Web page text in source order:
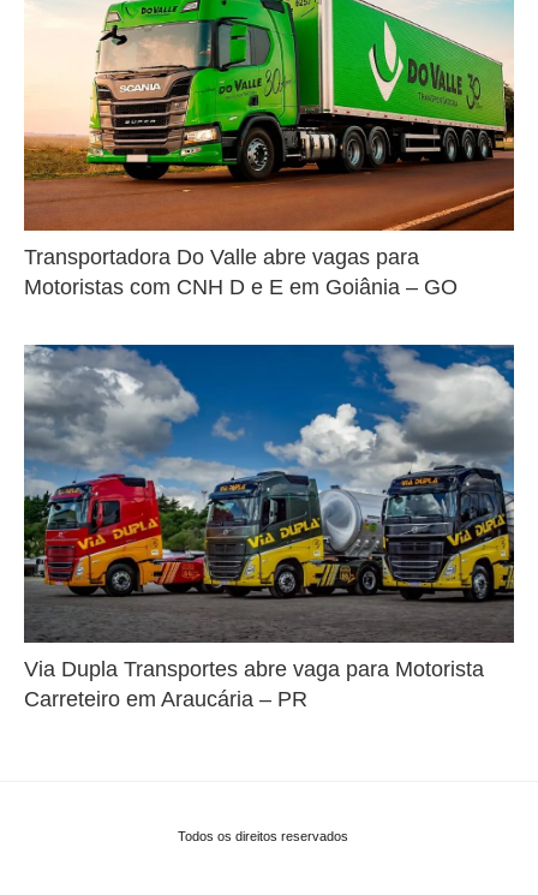
Transportadora Do Valle abre vagas para
Motoristas com CNH D e E em Goiânia – GO
Via Dupla Transportes abre vaga para Motorista
Carreteiro em Araucária – PR
Todos os direitos reservados